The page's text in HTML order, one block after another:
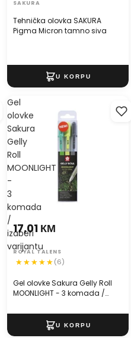
Tehnička olovka SAKURA
Pigma Micron tamno siva
SAKURA
Gel
olovke
Sakura
Gelly
Roll
MOONLIGHT
-
3
komada
/
izaberi
varijantu
Gel olovke Sakura Gelly Roll
MOONLIGHT - 3 komada /
17,01 КМ
ROYAL TALENS
(6)